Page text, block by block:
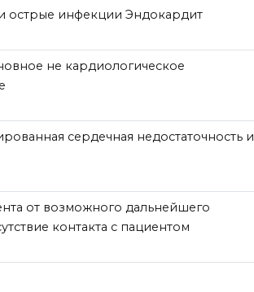
острые инфекции Эндокардит
не кардиологическое
сердечная недостаточность и
от возможного дальнейшего
контакта с пациентом